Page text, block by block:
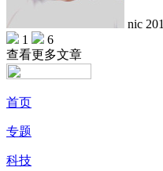
nic
1
6
查看更多文章
首页
专题
科技